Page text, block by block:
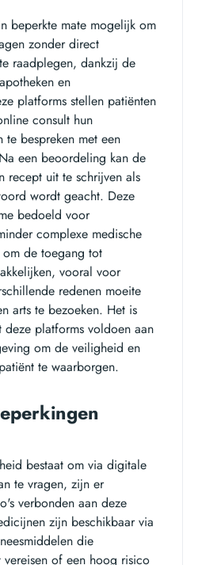
beperkte mate mogelijk om
zonder direct
raadplegen, dankzij de
en
platforms stellen patiënten
consult hun
te bespreken met een
een beoordeling kan de
recept uit te schrijven als
wordt geacht. Deze
bedoeld voor
complexe medische
de toegang tot
vooral voor
redenen moeite
arts te bezoeken. Het is
platforms voldoen aan
om de veiligheid en
te waarborgen.
bestaat om via digitale
te vragen, zijn er
verbonden aan deze
zijn beschikbaar via
die
vereisen of een hoog risico